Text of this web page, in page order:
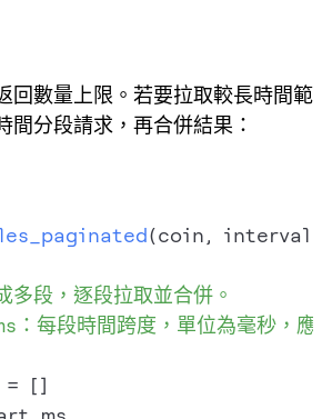
回數量上限。若要拉取較長時間範
間分段請求，再合併結果：
(coin, interval,
多段，逐段拉取並合併。
每段時間跨度，單位為毫秒，
[]